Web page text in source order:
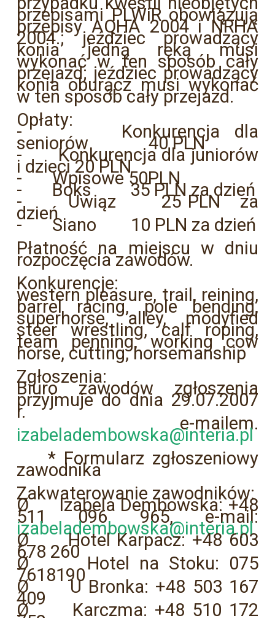
przepisami PLWiR obowiązują
przepisy AQHA 2004 i NRHA
2004.; jeździec prowadzący
konia jedną ręką musi
wykonać w ten sposób cały
przejazd; jeździec prowadzący
konia oburącz musi wykonać
w ten sposób cały przejazd.
Opłaty:
- Konkurencja dla
seniorów 40 PLN
- Konkurencja dla juniorów
i dzieci 20 PLN
- Wpisowe 50PLN
- Boks 35 PLN za dzień
- Uwiąz 25 PLN za
dzień
- Siano 10 PLN za dzień
Płatność na miejscu w dniu
rozpoczęcia zawodów.
Konkurencje:
western pleasure, trail, reining,
barrel racing, pole bending,
superhorse, alley, modyfied
steer wrestling, calf roping,
team penning, working cow
horse, cutting, horsemanship
Zgłoszenia:
Biuro zawodów zgłoszenia
przyjmuje do dnia 29.07.2007
r.
e-mailem.
izabeladembowska@interia.pl
* Formularz zgłoszeniowy
zawodnika
Zakwaterowanie zawodników:
Ø Izabela Dembowska: +48
511 096 965, e-mail:
izabeladembowska@interia.pl
Ø Hotel Karpacz: +48 603
678 260
Ø Hotel na Stoku: 075
7618190
Ø U Bronka: +48 503 167
409
Ø Karczma: +48 510 172